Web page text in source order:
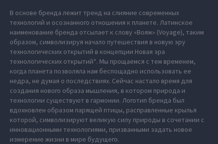
В основе бренда лежит тренд на слияние современных
технологий и осознанного отношения к планете. Латинское
наименование бренда отсылает к слову «Вояж» (Voyage), таким
образом, символизируя начало путешествия в новую эру
технологических открытий в концепции Новая эра
технологических открытий*. Мы прощаемся с тем временем,
когда планета позволяла нам беспощадно использовать ее
недра, не думая о последствиях. Сейчас настало время для
создания нового образа мышления, в котором природа и
технологии существуют в гармонии. Логотип бренда был
вдохновлен образом парящей птицы, расправленные крылья
которой, символизируют великую силу природы в сочетании с
инновационными технологиями, призванными задать новое
измерение жизни в мире будущего.